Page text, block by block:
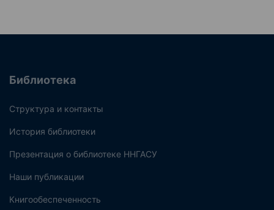
Библиотека
Структура и контакты
История библиотеки
Презентация о библиотеке ННГАСУ
Наши публикации
Книгообеспеченность